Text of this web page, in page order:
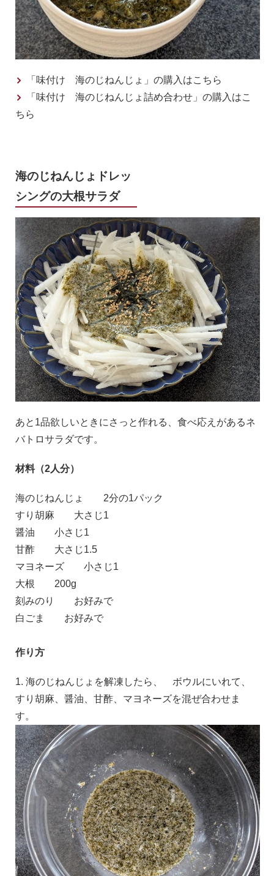
「味付け 海のじねんじょ」の購入はこちら
「味付け 海のじねんじょ詰め合わせ」の購入はこ
ちら
海のじねんじょドレッ
シングの大根サラダ
あと1品欲しいときにさっと作れる、食べ応えがあるネ
バトロサラダです。
材料（2人分）
海のじねんじょ
2分の1パック
すり胡麻
大さじ1
醤油
小さじ1
甘酢
大さじ1.5
マヨネーズ
小さじ1
大根
200g
刻みのり
お好みで
白ごま
お好みで
作り方
1. 海のじねんじょを解凍したら、 ボウルにいれて、
すり胡麻、醤油、甘酢、マヨネーズを混ぜ合わせま
す。